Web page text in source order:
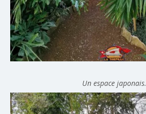
Un espace japonais.